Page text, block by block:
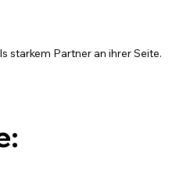
starkem Partner an ihrer Seite.